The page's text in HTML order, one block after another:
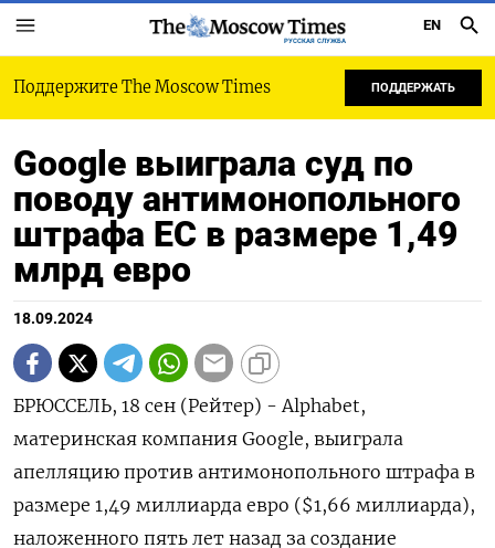
РУССКАЯ СЛУЖБА
EN
Поддержите The Moscow Times ПОДДЕРЖАТЬ
Google выиграла суд по
поводу антимонопольного
штрафа ЕС в размере 1,49
млрд евро
18.09.2024
БРЮССЕЛЬ, 18 сен (Рейтер) - Alphabet,
материнская компания Google, выиграла
апелляцию против антимонопольного штрафа в
размере 1,49 миллиарда евро ($1,66 миллиарда),
наложенного пять лет назад за создание